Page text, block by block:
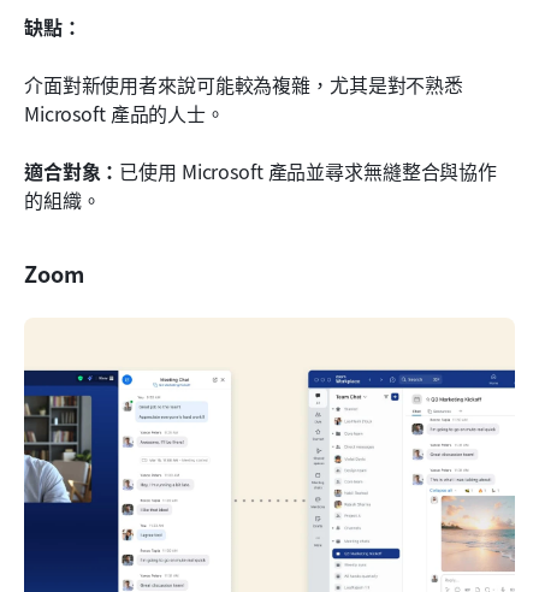
缺點：
介面對新使用者來說可能較為複雜，尤其是對不熟悉
Microsoft 產品的人士。
適合對象： 已使用 Microsoft 產品並尋求無縫整合與協作
的組織。
Zoom